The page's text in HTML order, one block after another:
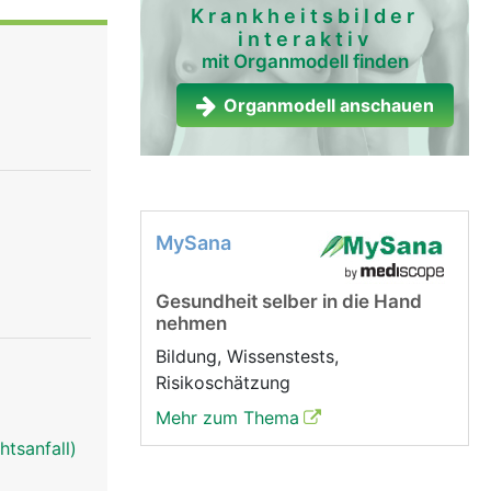
des
Krankheitsbilder
interaktiv
mit Organmodell finden
Organmodell anschauen
MySana
Gesundheit selber in die Hand
nehmen
Bildung, Wissenstests,
Risikoschätzung
Mehr zum Thema